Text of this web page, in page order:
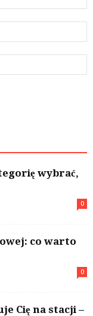
wybrać,
0
co warto
0
Cię na stacji –